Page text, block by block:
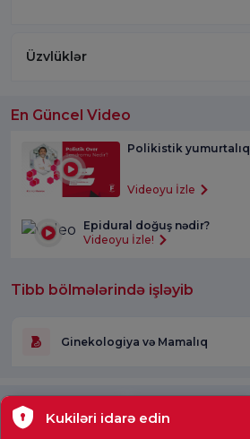
Üzvlüklər
En Güncel Video
Polikistik
Videoyu İzle
Epidural doğuş nədir?
Videoyu İzle!
Tibb bölmələrində işləyib
Ginekologiya və Mamalıq
Evdə Səhiyyə
Kukiləri idarə edin